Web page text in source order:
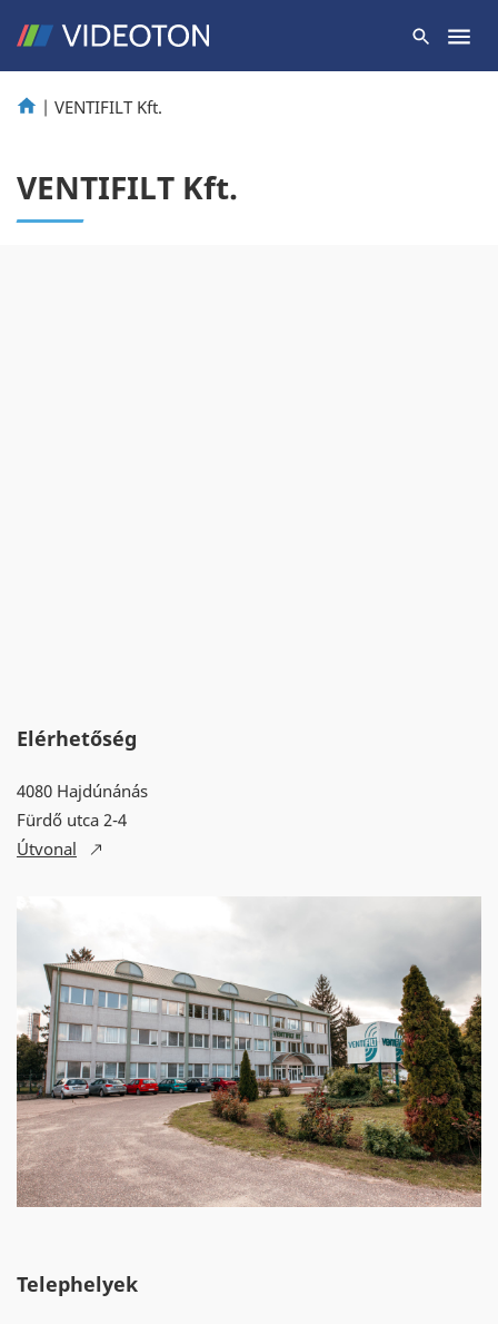
| VENTIFILT Kft.
VENTIFILT Kft.
Elérhetőség
4080 Hajdúnánás
Fürdő utca 2-4
Útvonal
Telephelyek